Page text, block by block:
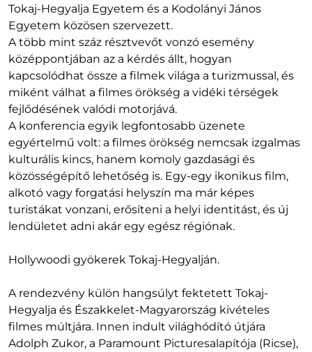
Tokaj-Hegyalja Egyetem és a Kodolányi János
Egyetem közösen szervezett.
A több mint száz résztvevőt vonzó esemény
középpontjában az a kérdés állt, hogyan
kapcsolódhat össze a filmek világa a turizmussal, és
miként válhat a filmes örökség a vidéki térségek
fejlődésének valódi motorjává.
A konferencia egyik legfontosabb üzenete
egyértelmű volt: a filmes örökség nemcsak izgalmas
kulturális kincs, hanem komoly gazdasági és
közösségépítő lehetőség is. Egy-egy ikonikus film,
alkotó vagy forgatási helyszín ma már képes
turistákat vonzani, erősíteni a helyi identitást, és új
lendületet adni akár egy egész régiónak.
Hollywoodi gyökerek Tokaj-Hegyalján.
A rendezvény külön hangsúlyt fektetett Tokaj-
Hegyalja és Északkelet-Magyarország kivételes
filmes múltjára. Innen indult világhódító útjára
Adolph Zukor, a Paramount Picturesalapítója (Ricse),